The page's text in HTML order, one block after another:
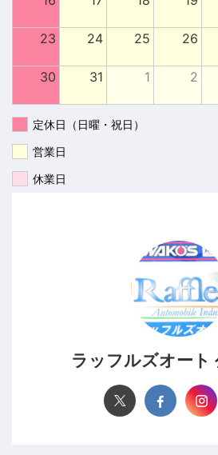
23 24 25 26
30 31 1 2
定休日（日曜・祝日）
営業日
休業日
ラッフルズオート